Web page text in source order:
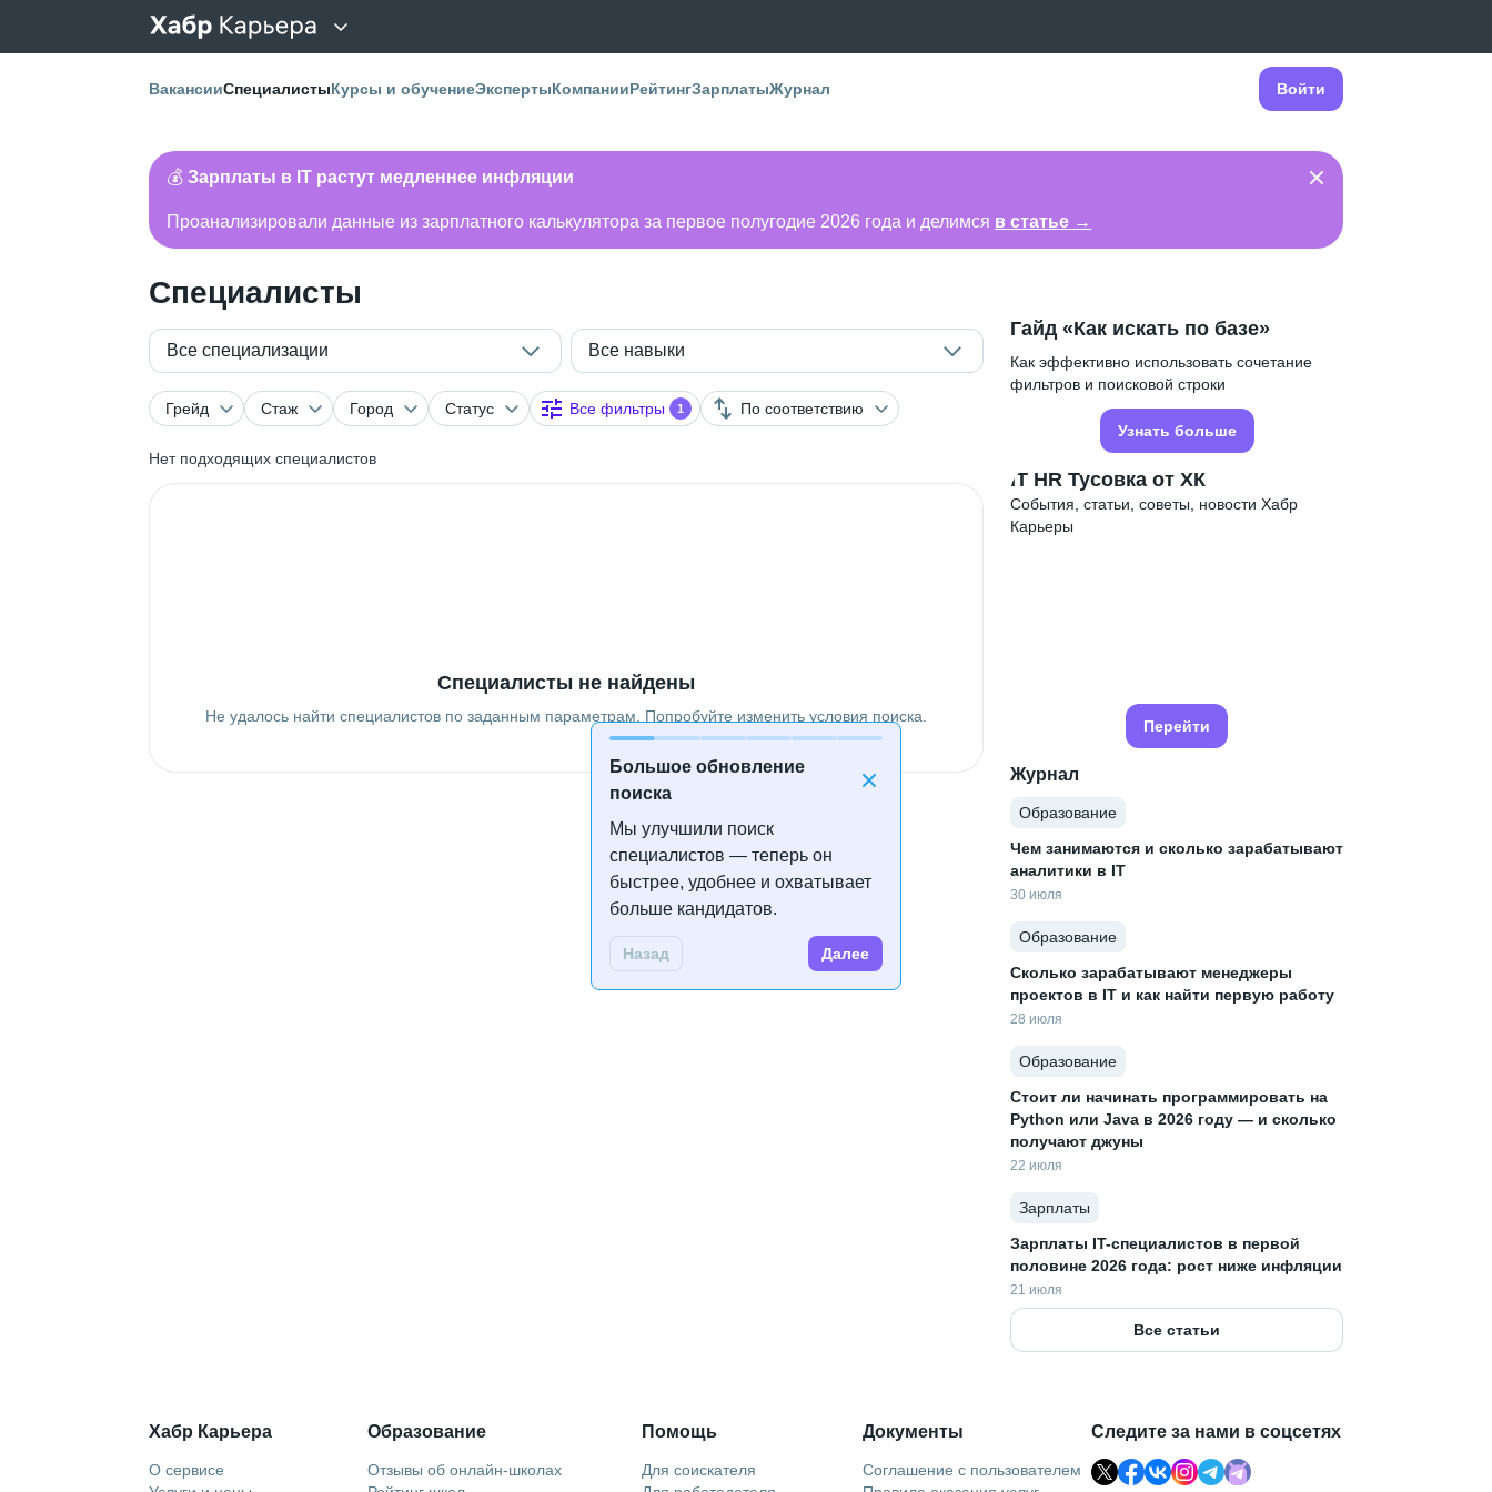
ВакансииСпециалистыКурсы и обучениеЭкспертыКомпанииРейтингЗарплатыЖурнал Войти
💰 Зарплаты в IT растут медленнее инфляции
Проанализировали данные из зарплатного калькулятора за первое полугодие 2026 года и делимся в статье →
Специалисты
Все специализации Все навыки
Грейд Стаж Город Статус Все фильтры 1 По соответствию
Нет подходящих специалистов
Большое обновление
поиска
Мы улучшили поиск
специалистов — теперь он
быстрее, удобнее и охватывает
больше кандидатов.
Назад Далее
Специалисты не найдены
Не удалось найти специалистов по заданным параметрам. Попробуйте изменить условия поиска.
Гайд «Как искать по базе»
Как эффективно использовать сочетание
фильтров и поисковой строки
Узнать больше
IT HR Тусовка от ХК
События, статьи, советы, новости Хабр
Карьеры
Перейти
Журнал
Образование
Чем занимаются и сколько зарабатывают
аналитики в IT
30 июля
Образование
Сколько зарабатывают менеджеры
проектов в IT и как найти первую работу
28 июля
Образование
Стоит ли начинать программировать на
Python или Java в 2026 году — и сколько
получают джуны
22 июля
Зарплаты
Зарплаты IT-специалистов в первой
половине 2026 года: рост ниже инфляции
21 июля
Все статьи
Хабр Карьера
О сервисе
Образование
Отзывы об онлайн-школах
Помощь
Для соискателя
Документы
Соглашение с пользователем
Следите за нами в соцсетях